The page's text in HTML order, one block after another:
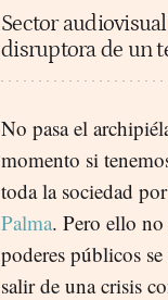
Sector
disruptora de un
No pasa el
momento si
toda la sociedad
Palma. Pero ello
poderes públicos
salir de una crisis